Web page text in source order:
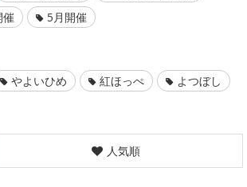
催 5月開催
やよいひめ 紅ほっぺ よつぼし
人気順